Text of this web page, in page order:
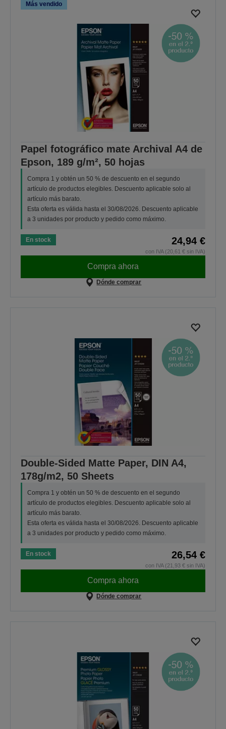
Más vendido
Papel fotográfico mate Archival A4 de
Epson, 189 g/m², 50 hojas
Compra 1 y obtén un 50 % de descuento en el segundo
artículo de productos elegibles. Descuento aplicable solo al
artículo más barato.
Esta oferta es válida hasta el 30/08/2026. Descuento aplicable
a 3 unidades por producto y pedido como máximo.
En stock 24,94 €
con IVA (20,61 € sin IVA)
Compra ahora
Dónde comprar
Double-Sided Matte Paper, DIN A4,
178g/m2, 50 Sheets
Compra 1 y obtén un 50 % de descuento en el segundo
artículo de productos elegibles. Descuento aplicable solo al
artículo más barato.
Esta oferta es válida hasta el 30/08/2026. Descuento aplicable
a 3 unidades por producto y pedido como máximo.
En stock 26,54 €
con IVA (21,93 € sin IVA)
Compra ahora
Dónde comprar